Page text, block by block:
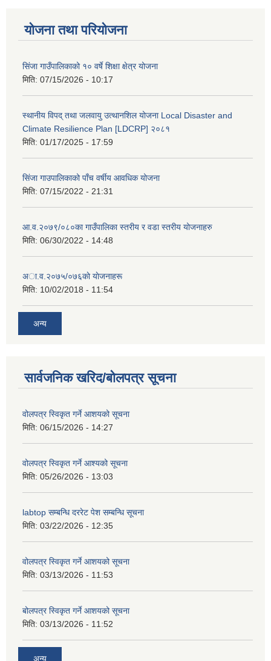
योजना तथा परियोजना
सिंजा गाउँपालिकाको १० वर्षे शिक्षा क्षेत्र योजना
मिति: 07/15/2026 - 10:17
स्थानीय विपद् तथा जलवायु उत्थानशिल योजना Local Disaster and
Climate Resilience Plan [LDCRP] २०८१
मिति: 01/17/2025 - 17:59
सिंजा गाउपालिकाको पाँच वर्षीय आवधिक योजना
मिति: 07/15/2022 - 21:31
आ.व.२०७९/०८०का गाउँपालिका स्तरीय र वडा स्तरीय योजनाहरु
मिति: 06/30/2022 - 14:48
अा‍‍.व.२०७५/०७६काे याेजनाहरू
मिति: 10/02/2018 - 11:54
अन्य
सार्वजनिक खरिद/बोलपत्र सूचना
वोलपत्र स्विकृत गर्ने आशयको सूचना
मिति: 06/15/2026 - 14:27
वोलपत्र स्विकृत गर्ने आश्यको सूचना
मिति: 05/26/2026 - 13:03
labtop सम्बन्धि दररेट पेश सम्बन्धि सूचना
मिति: 03/22/2026 - 12:35
वोलपत्र स्विकृत गर्ने आशयको सूचना
मिति: 03/13/2026 - 11:53
बोलपत्र स्विकृत गर्ने आशयको सूचना
मिति: 03/13/2026 - 11:52
अन्य